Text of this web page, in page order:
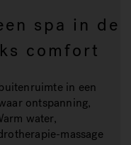
spa in de
comfort
in een
ontspanning,
water,
massage